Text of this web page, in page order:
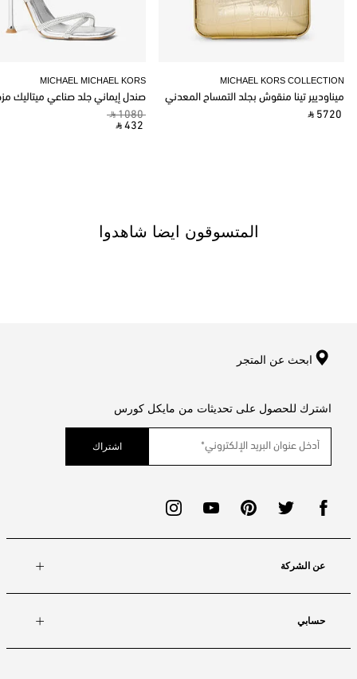
MICHAEL MICHAEL KORS
صندل إيماني جلد صناعي ميتاليك
‎ ⃁ 1080 ‎
‎ ⃁ 432 ‎
MICHAEL KORS COLLECTION
ميناوديير تينا منقوش بجلد التمساح المعدني
‎ ⃁ 5720 ‎
المتسوقون ايضا شاهدوا
ابحث عن المتجر
اشترك للحصول على تحديثات من مايكل كورس
اشتراك
عن الشركة
حسابي